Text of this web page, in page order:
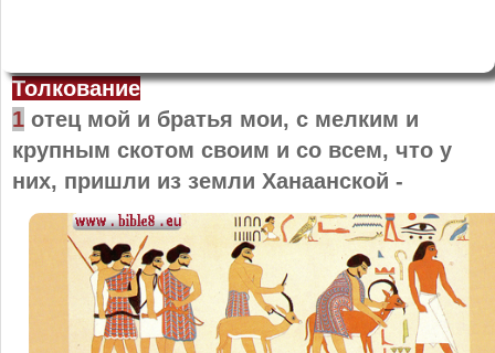
Толкование
1 отец мой и братья мои, с мелким и
крупным скотом своим и со всем, что у
них, пришли из земли Ханаанской -